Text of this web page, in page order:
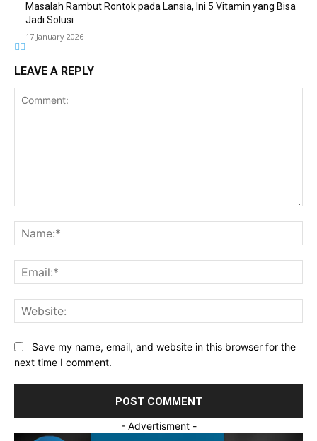
Masalah Rambut Rontok pada Lansia, Ini 5 Vitamin yang Bisa
Jadi Solusi
17 January 2026
LEAVE A REPLY
Save my name, email, and website in this browser for the
next time I comment.
- Advertisment -